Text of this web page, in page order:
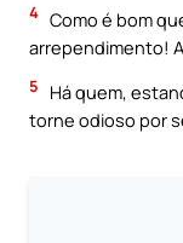
4 Como é bom
arrependimento!
5
Há quem,
torne odioso por